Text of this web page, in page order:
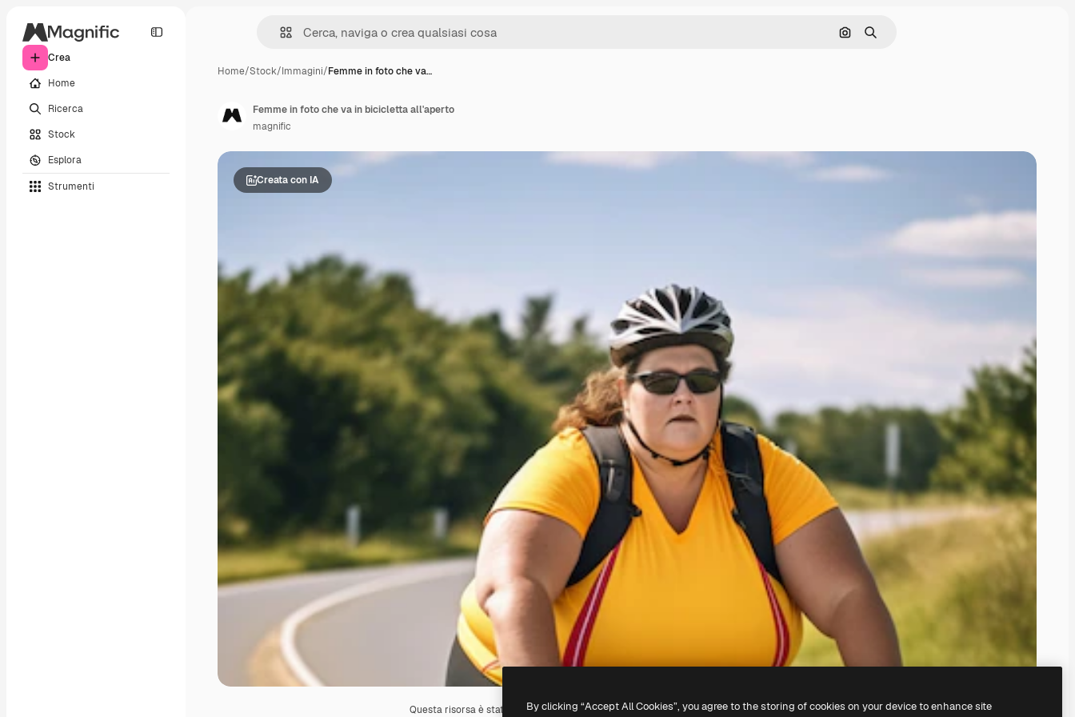
Crea
Home
Ricerca
Stock
Esplora
Strumenti
Cerca per immagine
Ricerca
Home/Stock/Immagini/Femme in foto che va…
Creata con IA
Questa risorsa è stata generata con l' IA. Creane una tua utilizzando il generatore di immagini IA.
Femme in foto che va in bicicletta all'aperto
magnific
By clicking “Accept All Cookies”, you agree to the storing of cookies on your device to enhance site